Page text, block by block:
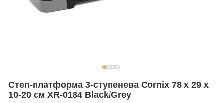
Степ-платформа 3-ступенева Cornix 78 х 29 х
10-20 см XR-0184 Black/Grey